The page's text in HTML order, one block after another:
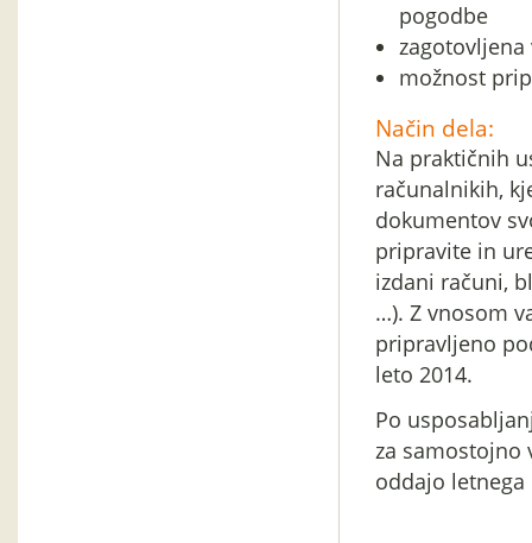
pogodbe
možnost
Način dela:
Na praktičnih
računalnikih,
dokumentov
pripravite in
izdani računi,
…). Z vnosom
pripravljeno
leto 2014.
Po
za samostojno
oddajo